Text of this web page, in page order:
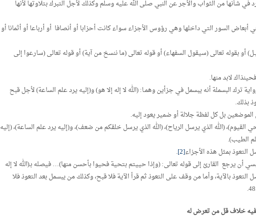
في شأنها من الثواب والأجر عن النبي صلى الله عليه وسلم وكذلك لأجل التبرك بتلاوتها لأنها
أبعاض السور التي داخلها وهي رؤوس الأجزاء سواء كانت أحزابا أو أنصافا أو أرباعا أو أثمانا أو
أو بقوله تعالى (سيقول السفهاء) أو قوله تعالى (ما ننسخ من آية) أو قوله تعالى (سارعوا إلى
لابد منها.
البسملة أنه يبسمل في جزأين وهمـا: (الله لا إله إلا هو) و(إليه يرد علم الساعة) لأجل قبح
بذلك.
بل كل لفظة جلالة أو ضمير يعود إليه.
القيوم)، (الله الذي يرسل الرياح)، (الله الذي يرسل خلقكم من ضعف)، و(إليه يرد علم الساعة)، (إليه
الطيب).
التعوذ بمثل هذه الأجزاء[2]
.
أن يرجع القارئ إلى قوله تعالى: (وإذا حييتم بتحية فحيوا بأحسن منها)… فيصله بـ(الله لا إله
التعوذ بالآية، وأما من وقف على التعوذ ثم قرأ الآية فلا قبح، وكذلك من يبسمل بعد التعوذ فلا
فيه خلاف قل من تعرض له